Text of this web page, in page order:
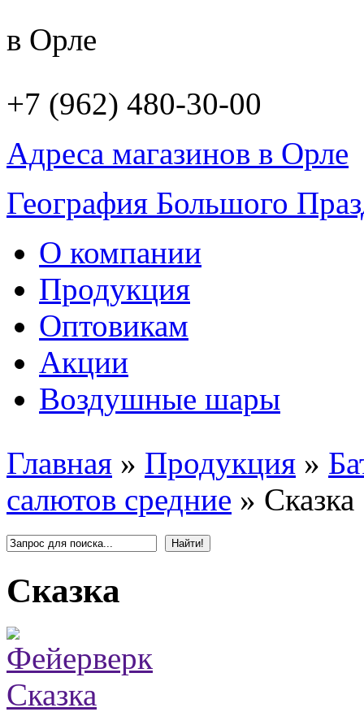
в Орле
+7 (962) 480-30-00
Адреса магазинов в Орле
География Большого
О компании
Продукция
Оптовикам
Акции
Воздушные шары
Главная » Продукция »
салютов средние » Сказка
Сказка